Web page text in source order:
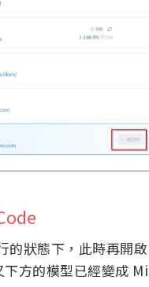
狀態下，此時再開
方的模型已經變成